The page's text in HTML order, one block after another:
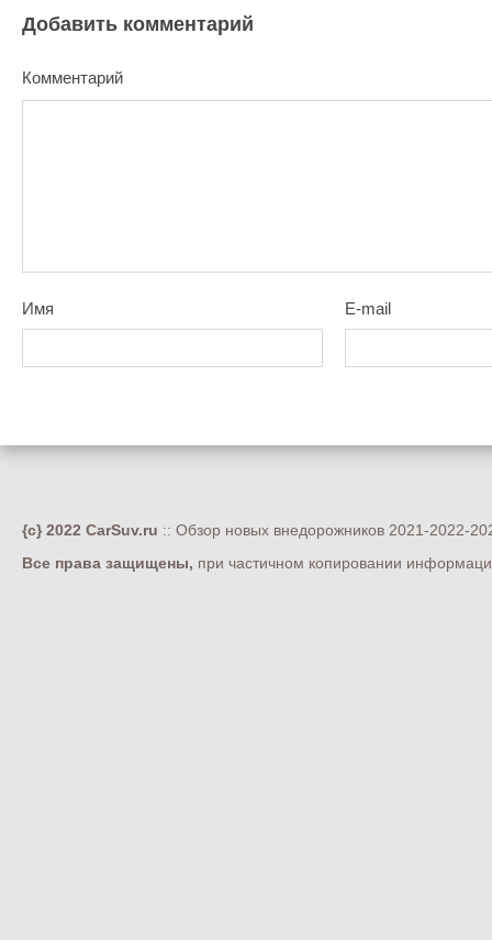
Добавить комментарий
Комментарий
Имя E-mail
{c} 2022 CarSuv.ru :: Обзор новых внедорожников 2021-2022-
Все права защищены, при частичном копировании